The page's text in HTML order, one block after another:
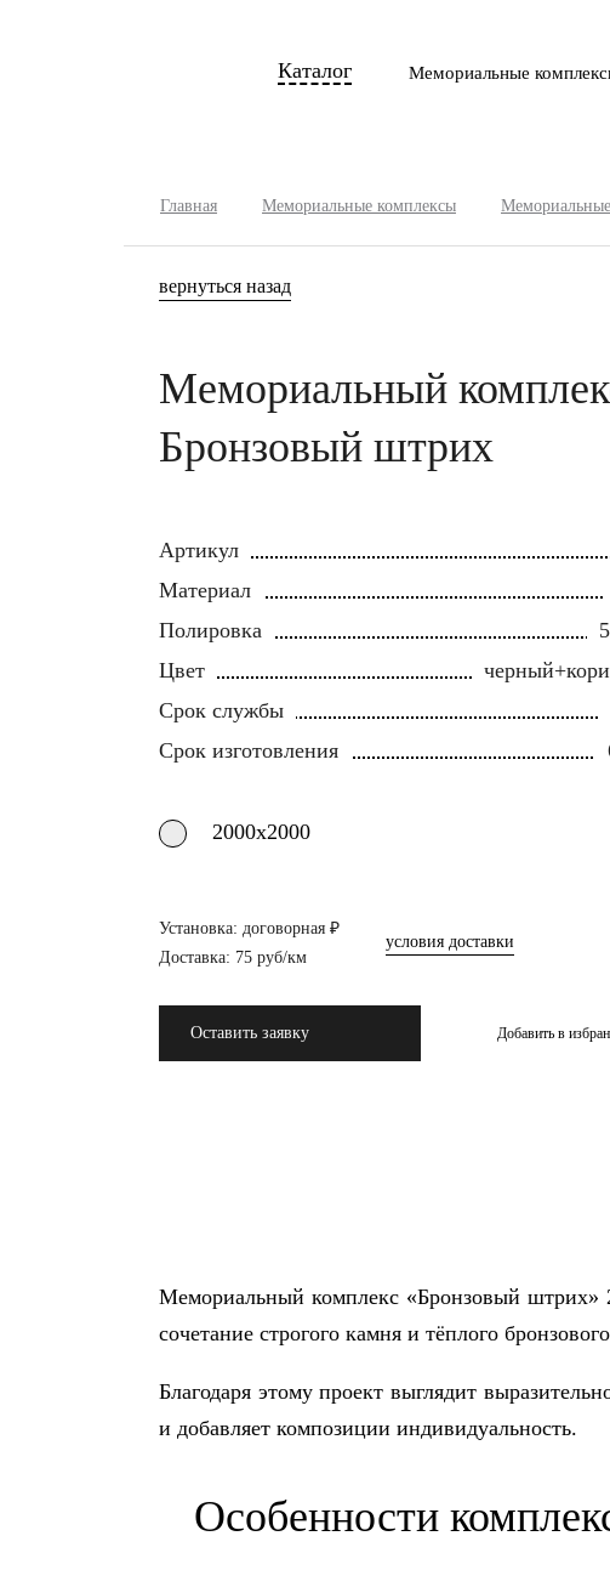
Каталог Мемориальные
Главная Мемориальные комплексы
вернуться назад
Мемориальный
Бронзовый штрих
Артикул
Материал
Полировка
Цвет
Срок службы
Срок изготовления
2000х2000
Установка: договорная ₽
Доставка: 75 руб/км
условия доставки
Оставить заявку Добавить в
Мемориальный комплекс «Бронзовый штрих»
сочетание строгого камня и тёплого
Благодаря этому проект выглядит
и добавляет композиции индивидуальность.
Особенности